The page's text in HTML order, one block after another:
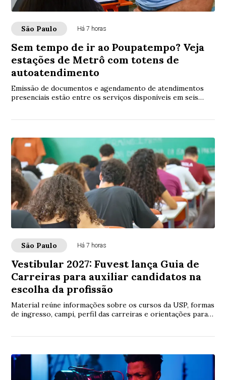
São Paulo Há 7 horas
Sem tempo de ir ao Poupatempo? Veja
estações de Metrô com totens de
autoatendimento
Emissão de documentos e agendamento de atendimentos
presenciais estão entre os serviços disponíveis em seis
São Paulo Há 7 horas
Vestibular 2027: Fuvest lança Guia de
Carreiras para auxiliar candidatos na
escolha da profissão
Material reúne informações sobre os cursos da USP, formas
de ingresso, campi, perfil das carreiras e orientações para o